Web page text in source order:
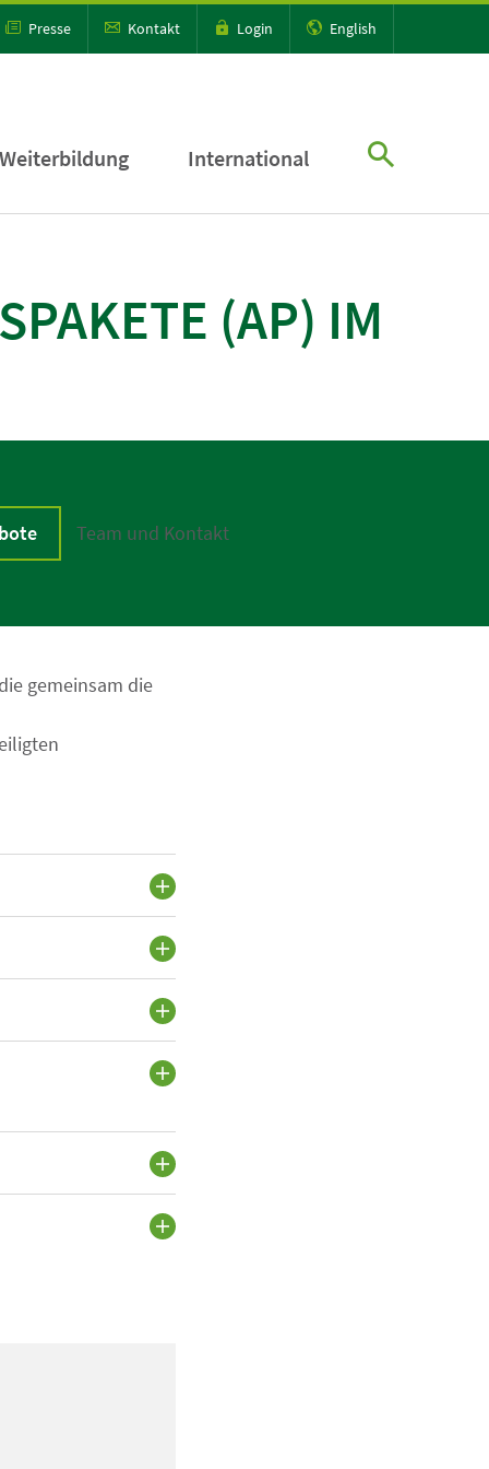
Presse Kontakt Login English
Weiterbildung International
(AP) IM
Team und Kontakt
gemeinsam die